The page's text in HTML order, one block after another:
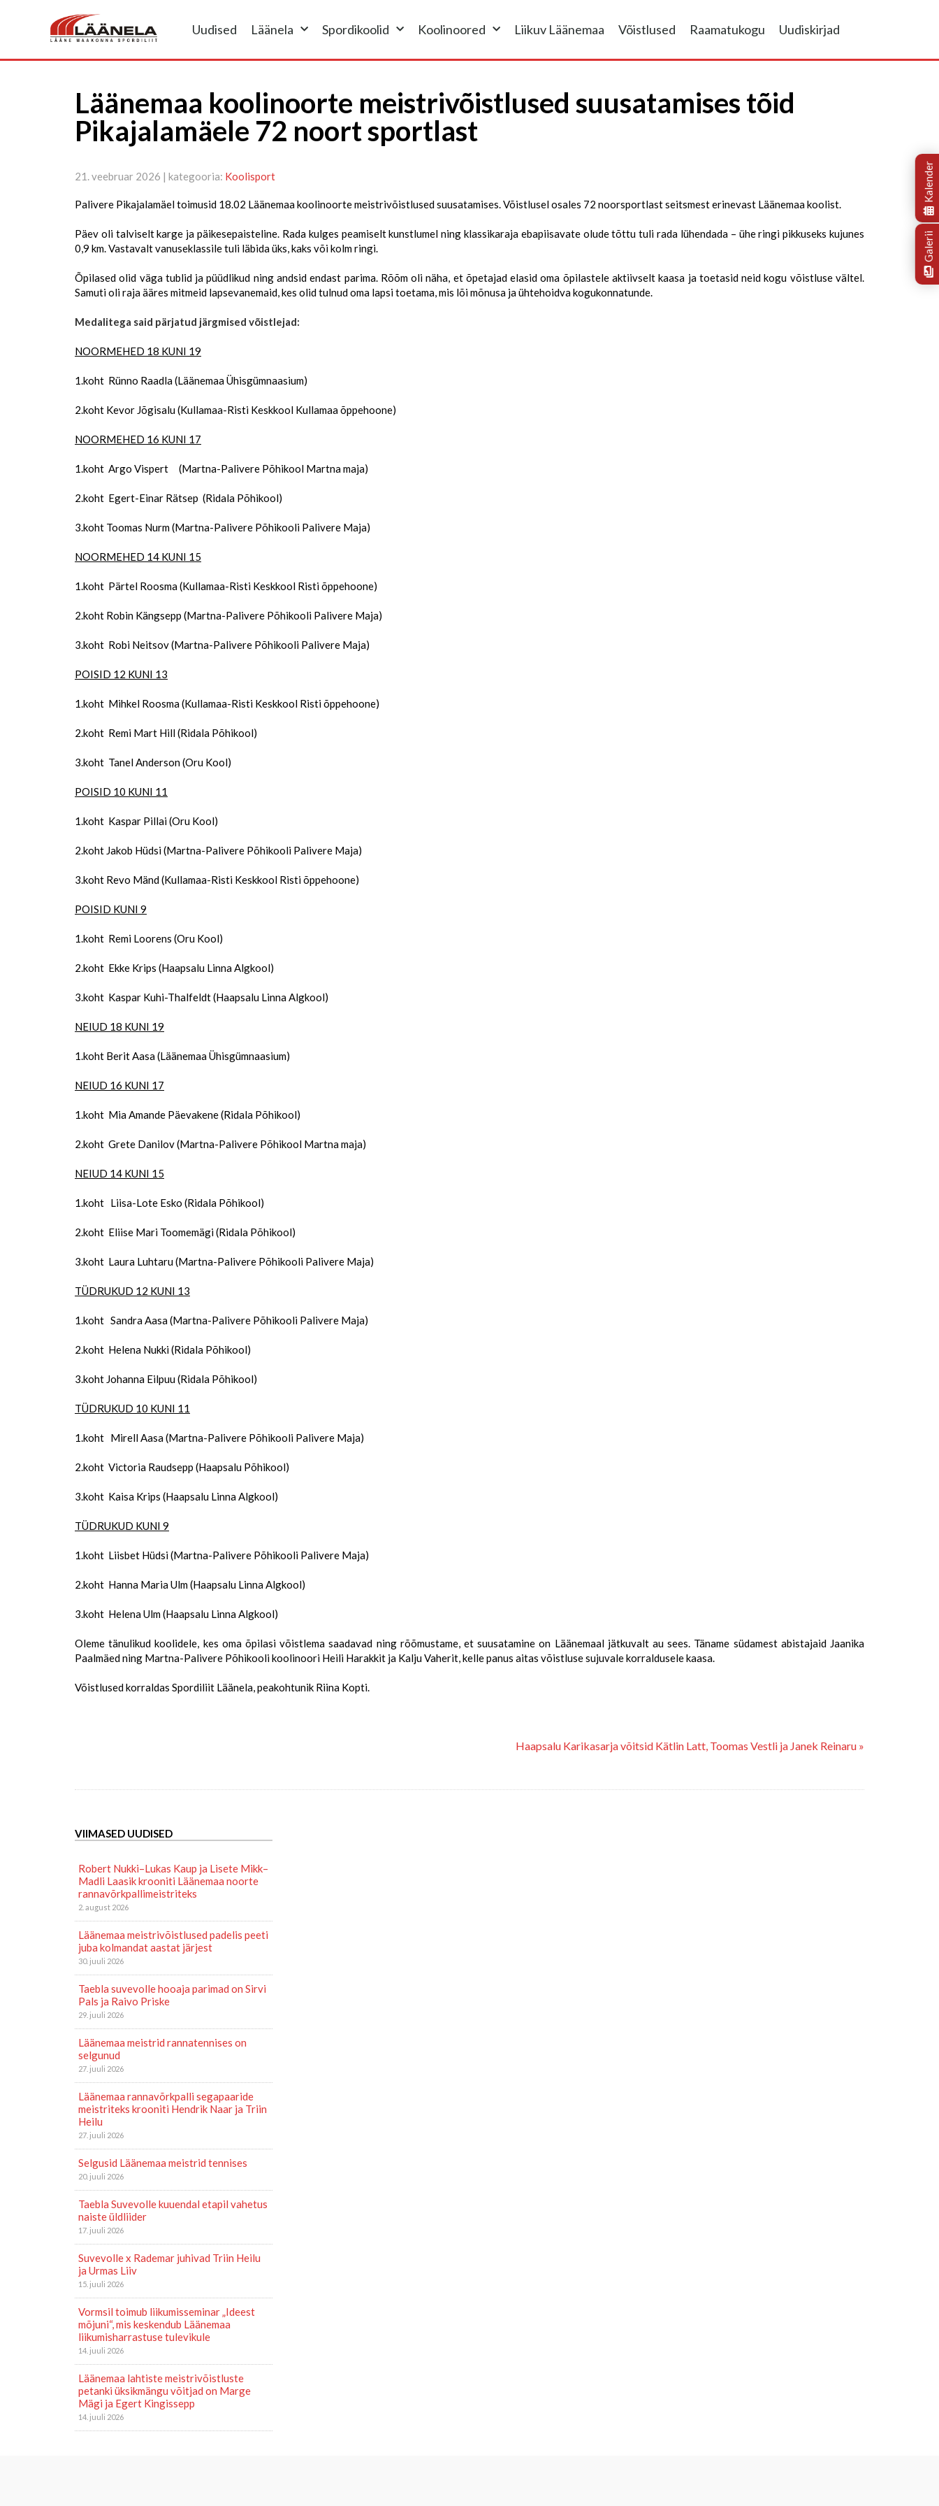
Kalender
Galerii
Uudised Läänela Spordikoolid Koolinoored Liikuv Läänemaa Võistlused Raamatukogu Uudiskirjad
Läänemaa koolinoorte meistrivõistlused suusatamises tõid
Pikajalamäele 72 noort sportlast
21. veebruar 2026 | kategooria: Koolisport
Palivere Pikajalamäel toimusid 18.02 Läänemaa koolinoorte meistrivõistlused suusatamises. Võistlusel osales 72 noorsportlast seitsmest erinevast Läänemaa koolist.
Päev oli talviselt karge ja päikesepaisteline. Rada kulges peamiselt kunstlumel ning klassikaraja ebapiisavate olude tõttu tuli rada lühendada – ühe ringi pikkuseks kujunes
0,9 km. Vastavalt vanuseklassile tuli läbida üks, kaks või kolm ringi.
Õpilased olid väga tublid ja püüdlikud ning andsid endast parima. Rõõm oli näha, et õpetajad elasid oma õpilastele aktiivselt kaasa ja toetasid neid kogu võistluse vältel.
Samuti oli raja ääres mitmeid lapsevanemaid, kes olid tulnud oma lapsi toetama, mis lõi mõnusa ja ühtehoidva kogukonnatunde.
Medalitega said pärjatud järgmised võistlejad:
NOORMEHED 18 KUNI 19
1.koht Rünno Raadla (Läänemaa Ühisgümnaasium)
2.koht Kevor Jõgisalu (Kullamaa-Risti Keskkool Kullamaa õppehoone)
NOORMEHED 16 KUNI 17
1.koht Argo Vispert (Martna-Palivere Põhikool Martna maja)
2.koht Egert-Einar Rätsep (Ridala Põhikool)
3.koht Toomas Nurm (Martna-Palivere Põhikooli Palivere Maja)
NOORMEHED 14 KUNI 15
1.koht Pärtel Roosma (Kullamaa-Risti Keskkool Risti õppehoone)
2.koht Robin Kängsepp (Martna-Palivere Põhikooli Palivere Maja)
3.koht Robi Neitsov (Martna-Palivere Põhikooli Palivere Maja)
POISID 12 KUNI 13
1.koht Mihkel Roosma (Kullamaa-Risti Keskkool Risti õppehoone)
2.koht Remi Mart Hill (Ridala Põhikool)
3.koht Tanel Anderson (Oru Kool)
POISID 10 KUNI 11
1.koht Kaspar Pillai (Oru Kool)
2.koht Jakob Hüdsi (Martna-Palivere Põhikooli Palivere Maja)
3.koht Revo Mänd (Kullamaa-Risti Keskkool Risti õppehoone)
POISID KUNI 9
1.koht Remi Loorens (Oru Kool)
2.koht Ekke Krips (Haapsalu Linna Algkool)
3.koht Kaspar Kuhi-Thalfeldt (Haapsalu Linna Algkool)
NEIUD 18 KUNI 19
1.koht Berit Aasa (Läänemaa Ühisgümnaasium)
NEIUD 16 KUNI 17
1.koht Mia Amande Päevakene (Ridala Põhikool)
2.koht Grete Danilov (Martna-Palivere Põhikool Martna maja)
NEIUD 14 KUNI 15
1.koht Liisa-Lote Esko (Ridala Põhikool)
2.koht Eliise Mari Toomemägi (Ridala Põhikool)
3.koht Laura Luhtaru (Martna-Palivere Põhikooli Palivere Maja)
TÜDRUKUD 12 KUNI 13
1.koht Sandra Aasa (Martna-Palivere Põhikooli Palivere Maja)
2.koht Helena Nukki (Ridala Põhikool)
3.koht Johanna Eilpuu (Ridala Põhikool)
TÜDRUKUD 10 KUNI 11
1.koht Mirell Aasa (Martna-Palivere Põhikooli Palivere Maja)
2.koht Victoria Raudsepp (Haapsalu Põhikool)
3.koht Kaisa Krips (Haapsalu Linna Algkool)
TÜDRUKUD KUNI 9
1.koht Liisbet Hüdsi (Martna-Palivere Põhikooli Palivere Maja)
2.koht Hanna Maria Ulm (Haapsalu Linna Algkool)
3.koht Helena Ulm (Haapsalu Linna Algkool)
Oleme tänulikud koolidele, kes oma õpilasi võistlema saadavad ning rõõmustame, et suusatamine on Läänemaal jätkuvalt au sees. Täname südamest abistajaid Jaanika
Paalmäed ning Martna-Palivere Põhikooli koolinoori Heili Harakkit ja Kalju Vaherit, kelle panus aitas võistluse sujuvale korraldusele kaasa.
Võistlused korraldas Spordiliit Läänela, peakohtunik Riina Kopti.
Haapsalu Karikasarja võitsid Kätlin Latt, Toomas Vestli ja Janek Reinaru »
VIIMASED UUDISED
Robert Nukki–Lukas Kaup ja Lisete Mikk–
Madli Laasik krooniti Läänemaa noorte
rannavõrkpallimeistriteks
2. august 2026
Läänemaa meistrivõistlused padelis peeti
juba kolmandat aastat järjest
30. juuli 2026
Taebla suvevolle hooaja parimad on Sirvi
Pals ja Raivo Priske
29. juuli 2026
Läänemaa meistrid rannatennises on
selgunud
27. juuli 2026
Läänemaa rannavõrkpalli segapaaride
meistriteks krooniti Hendrik Naar ja Triin
Heilu
27. juuli 2026
Selgusid Läänemaa meistrid tennises
20. juuli 2026
Taebla Suvevolle kuuendal etapil vahetus
naiste üldliider
17. juuli 2026
Suvevolle x Rademar juhivad Triin Heilu
ja Urmas Liiv
15. juuli 2026
Vormsil toimub liikumisseminar „Ideest
mõjuni“, mis keskendub Läänemaa
liikumisharrastuse tulevikule
14. juuli 2026
Läänemaa lahtiste meistrivõistluste
petanki üksikmängu võitjad on Marge
Mägi ja Egert Kingissepp
14. juuli 2026